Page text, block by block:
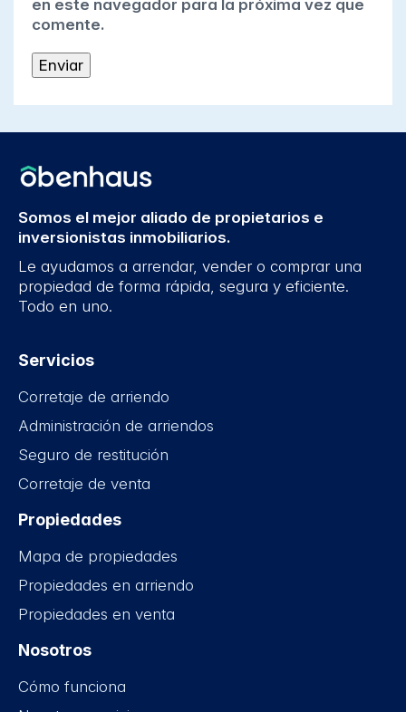
en este navegador para la próxima vez que
comente.
Somos el mejor aliado de propietarios e
inversionistas inmobiliarios.
Le ayudamos a arrendar, vender o comprar una
propiedad de forma rápida, segura y eficiente.
Todo en uno.
Servicios
Corretaje de arriendo
Administración de arriendos
Seguro de restitución
Corretaje de venta
Propiedades
Mapa de propiedades
Propiedades en arriendo
Propiedades en venta
Nosotros
Cómo funciona